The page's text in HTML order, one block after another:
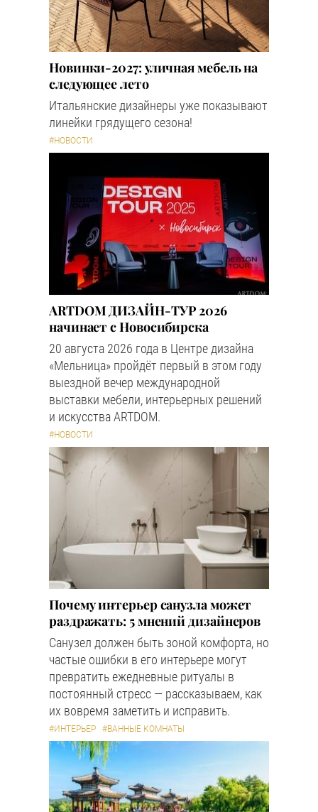
Новинки-2027: уличная мебель на
следующее лето
Итальянские дизайнеры уже показывают
линейки грядущего сезона!
#НОВОСТИ
ARTDOM ДИЗАЙН-ТУР 2026
начинает с Новосибирска
20 августа 2026 года в Центре дизайна
«Мельница» пройдёт первый в этом году
выездной вечер международной
выставки мебели, интерьерных решений
и искусства ARTDOM.
#НОВОСТИ
Почему интерьер санузла может
раздражать: 5 мнений дизайнеров
Санузел должен быть зоной комфорта, но
частые ошибки в его интерьере могут
превратить ежедневные ритуалы в
постоянный стресс — рассказываем, как
их вовремя заметить и исправить.
#ИНТЕРЬЕР #ВАННЫЕ КОМНАТЫ